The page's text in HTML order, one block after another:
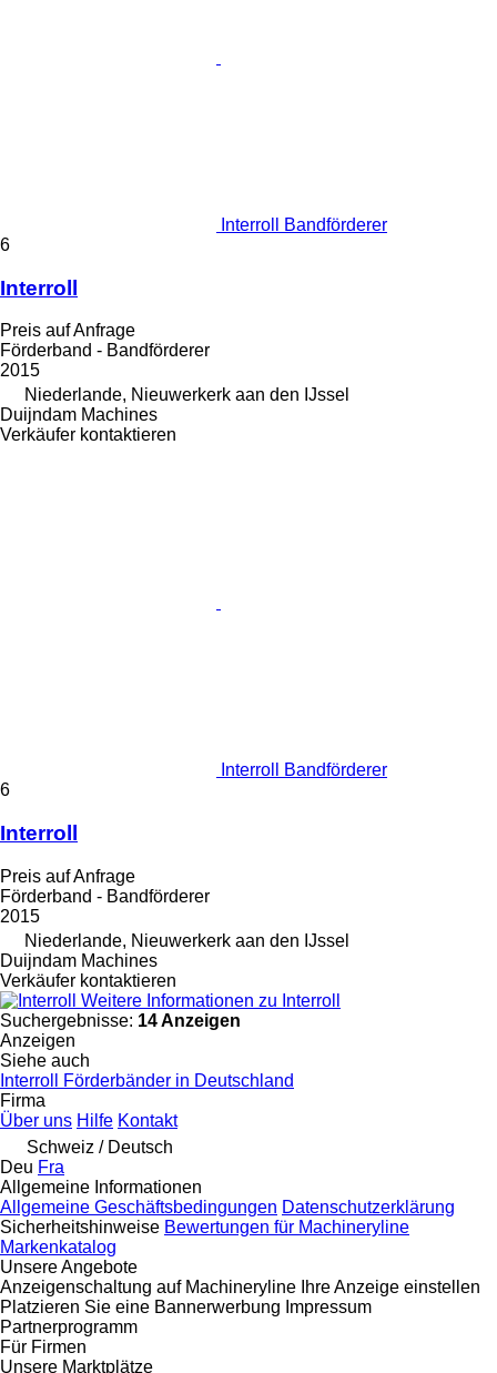
Interroll Bandförderer
6
Interroll
Preis auf Anfrage
Förderband - Bandförderer
2015
Niederlande, Nieuwerkerk aan den IJssel
Duijndam Machines
Verkäufer kontaktieren
Interroll Bandförderer
6
Interroll
Preis auf Anfrage
Förderband - Bandförderer
2015
Niederlande, Nieuwerkerk aan den IJssel
Duijndam Machines
Verkäufer kontaktieren
Weitere Informationen zu Interroll
Suchergebnisse: 14 Anzeigen
Anzeigen
Siehe auch
Interroll Förderbänder in Deutschland
Firma
Über uns Hilfe Kontakt
Schweiz / Deutsch
Deu Fra
Allgemeine Informationen
Allgemeine Geschäftsbedingungen Datenschutzerklärung
Sicherheitshinweise Bewertungen für Machineryline
Markenkatalog
Unsere Angebote
Anzeigenschaltung auf Machineryline Ihre Anzeige einstellen
Platzieren Sie eine Bannerwerbung Impressum
Partnerprogramm
Für Firmen
Unsere Marktplätze